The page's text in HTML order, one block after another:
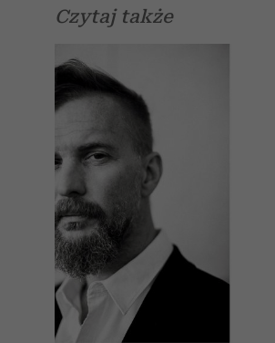
Czytaj także